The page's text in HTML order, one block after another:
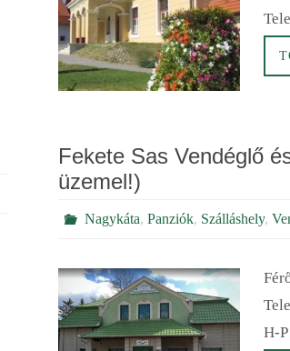
Fekete Sas Vendéglő
üzemel!)
Nagykáta, Panziók, Szálláshely,
H-